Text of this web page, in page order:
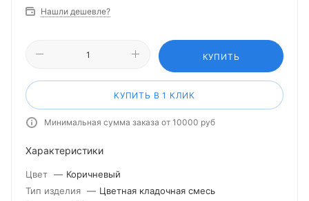
Нашли дешевле?
КУПИТЬ
КУПИТЬ В 1 КЛИК
Минимальная сумма заказа от 10000 руб
Характеристики
Цвет — Коричневый
Тип изделия — Цветная кладочная смесь